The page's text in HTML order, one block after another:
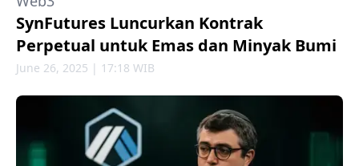
SynFutures Luncurkan Kontrak
Perpetual untuk Emas dan Minyak Bumi
June 26, 2025 | 17:18 WIB